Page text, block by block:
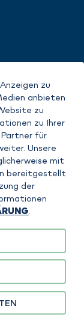
verantwortet.
Aviation GmbH
erfolgt jeweils im
zu
anbieten
zu
zu Ihrer
für
Unsere
mit
bereitgestellt
der
.